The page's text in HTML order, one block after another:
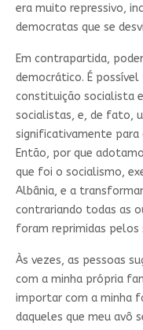
era muito repressivo,
democratas que se
Em contrapartida,
democrático. É
constituição socialista
socialistas, e, de fato,
significativamente para
Então, por que
que foi o socialismo,
Albânia, e a
contrariando todas as
foram reprimidas pelos
Às vezes, as pessoas
com a minha própria
importar com a minha
daqueles que meu avô